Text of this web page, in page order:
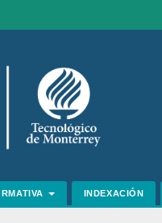
INDEXACIÓN